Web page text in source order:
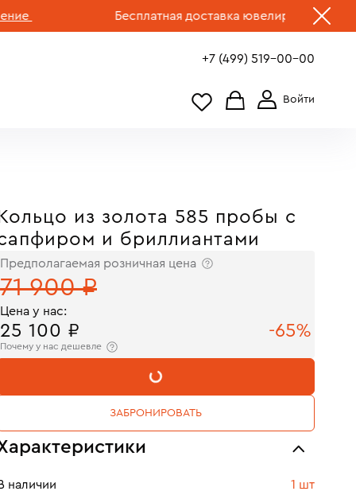
Бесплатная доставка ювелирных изделий по
+7 (499) 519-00-00
Кольцо из золота 585 пробы с
и бриллиантами
Предполагаемая розничная цена
71 900 ₽
Цена у нас:
25 100 ₽ -65%
Почему у нас дешевле
В КОРЗИНУ
ЗАБРОНИРОВАТЬ
наличии 1 шт